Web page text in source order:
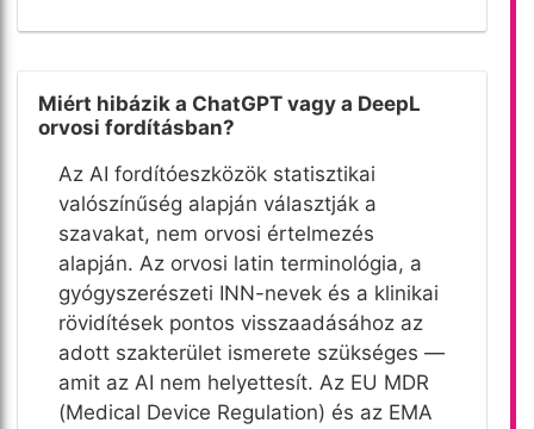
Miért hibázik a ChatGPT vagy a DeepL
orvosi fordításban?
Az AI fordítóeszközök statisztikai
valószínűség alapján választják a
szavakat, nem orvosi értelmezés
alapján. Az orvosi latin terminológia, a
gyógyszerészeti INN-nevek és a klinikai
rövidítések pontos visszaadásához az
adott szakterület ismerete szükséges —
amit az AI nem helyettesít. Az EU MDR
(Medical Device Regulation) és az EMA